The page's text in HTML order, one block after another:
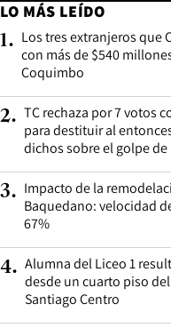
LO MÁS LEÍDO
1. Los tres extranjeros que
con más de $540
Coquimbo
2. TC rechaza por 7 votos
para destituir al
dichos sobre el golpe de
3. Impacto de la
Baquedano: velocidad
67%
4. Alumna del Liceo 1
desde un cuarto piso
Santiago Centro